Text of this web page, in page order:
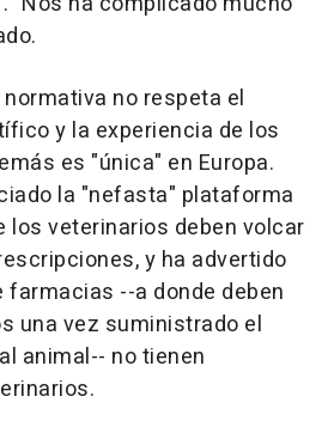
no respeta el
y la experiencia de los
es "única" en Europa.
la "nefasta" plataforma
los veterinarios deben volcar
y ha advertido
farmacias --a donde deben
una vez suministrado el
animal-- no tienen